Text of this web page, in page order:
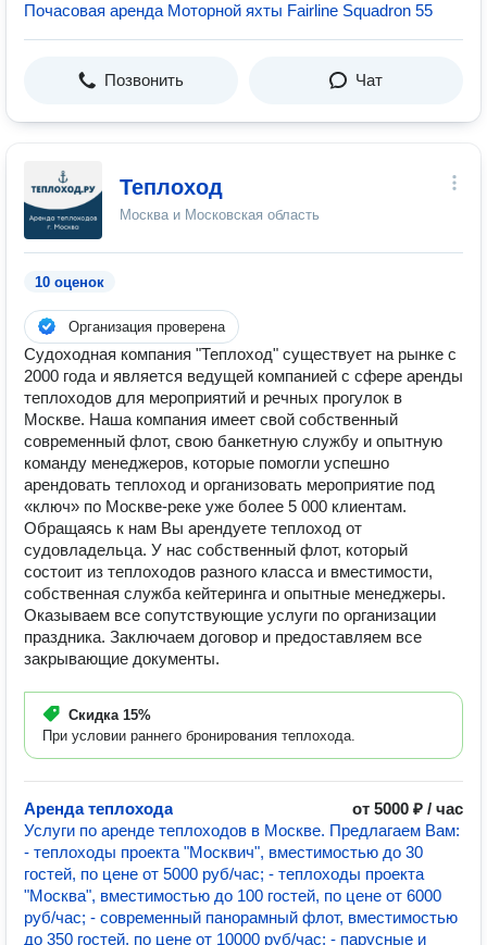
Почасовая аренда Моторной яхты Fairline Squadron 55
Позвонить Чат
Теплоход
Москва и Московская область
10 оценок
Организация проверена
Судоходная компания "Теплоход" cуществует на рынке с
2000 года и является ведущей компанией с сфере аренды
теплоходов для мероприятий и речных прогулок в
Москве. Наша компания имеет свой собственный
современный флот, свою банкетную службу и опытную
команду менеджеров, которые помогли успешно
арендовать теплоход и организовать мероприятие под
«ключ» по Москве-реке уже более 5 000 клиентам.
Обращаясь к нам Вы арендуете теплоход от
судовладельца. У нас собственный флот, который
состоит из теплоходов разного класса и вместимости,
собственная служба кейтеринга и опытные менеджеры.
Оказываем все сопутствующие услуги по организации
праздника. Заключаем договор и предоставляем все
закрывающие документы.
Скидка 15%
При условии раннего бронирования теплохода.
Аренда теплохода
от 5000 ₽ / час
Услуги по аренде теплоходов в Москве. Предлагаем Вам:
- теплоходы проекта "Москвич", вместимостью до 30
гостей, по цене от 5000 руб/час; - теплоходы проекта
"Москва", вместимостью до 100 гостей, по цене от 6000
руб/час; - современный панорамный флот, вместимостью
до 350 гостей, по цене от 10000 руб/час; - парусные и